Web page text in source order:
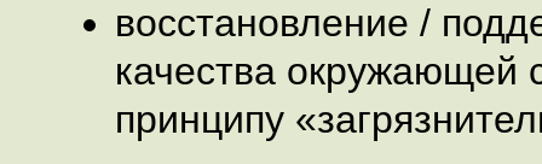
восстановление /
качества окружающей
принципу